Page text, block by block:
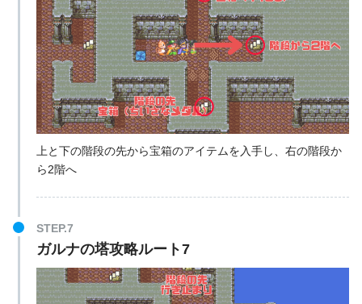
上と下の階段の先から宝箱のアイテムを入手し、右の階段か
ら2階へ
STEP.7
ガルナの塔攻略ルート7